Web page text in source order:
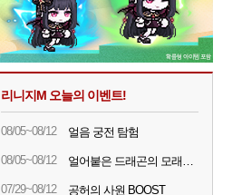
리니지M 오늘의 이벤트!
08/05~08/12 얼음 궁전 탐험
08/05~08/12 얼어붙은 드래곤의 모래시계
07/29~08/12 공허의 사원 BOOST